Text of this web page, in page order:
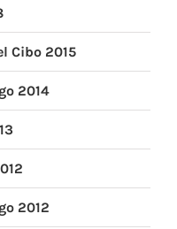
Cibo 2015
2014
2012